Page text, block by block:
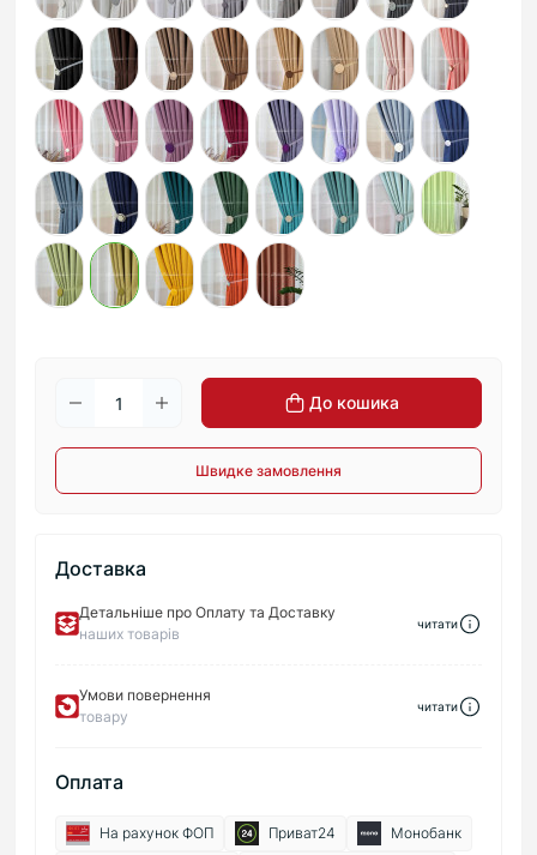
До кошика
Швидке замовлення
Доставка
Детальніше про Оплату та Доставку
наших товарів
читати
Умови повернення
товару
читати
Оплата
На рахунок ФОП Приват24
Монобанк